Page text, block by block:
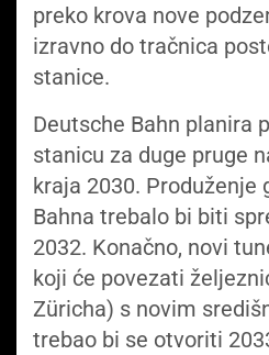
preko krova nove
izravno do tračnica
stanice.
Deutsche Bahn planira
stanicu za duge pruge
kraja 2030. Produženje
Bahna trebalo bi biti
2032. Konačno, novi
koji će povezati
Züricha) s novim
trebao bi se otvoriti